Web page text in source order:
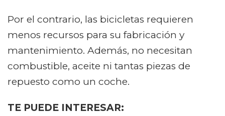
Por el contrario, las bicicletas requieren
menos recursos para su fabricación y
mantenimiento. Además, no necesitan
combustible, aceite ni tantas piezas de
repuesto como un coche.
TE PUEDE INTERESAR: